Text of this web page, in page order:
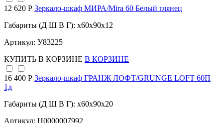
12 620 Р Зеркало-шкаф МИРА/Mira 60 Белый глянец
Габариты (Д Ш В Г): x60x90x12
Артикул: У83225
КУПИТЬ В КОРЗИНЕ В КОРЗИНЕ
16 400 Р Зеркало-шкаф ГРАНЖ ЛОФТ/GRUNGE LOFT 60П
1д
Габариты (Д Ш В Г): x60x90x20
Артикул: Ц0000007992